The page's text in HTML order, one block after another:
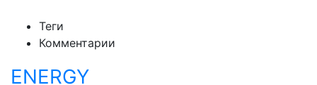
Теги
Комментарии
ENERGY